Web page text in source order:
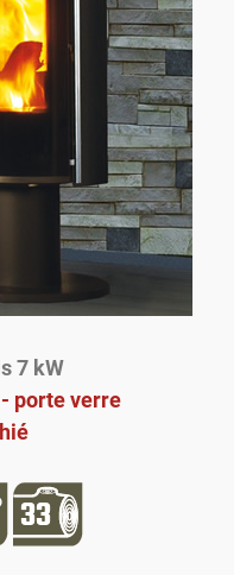
7 kW
porte verre